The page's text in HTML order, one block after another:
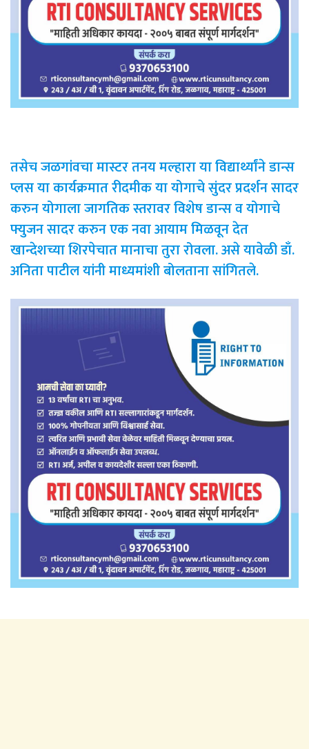
तसेच जळगांवचा मास्टर तनय मल्हारा या विद्यार्थ्यांने डान्स
प्लस या कार्यक्रमात रीदमीक या योगाचे सुंदर प्रदर्शन सादर
करुन योगाला जागतिक स्तरावर विशेष डान्स व योगाचे
फ्युजन सादर करुन एक नवा आयाम मिळवून देत
खान्देशच्या शिरपेचात मानाचा तुरा रोवला. असे यावेळी डाँ.
अनिता पाटील यांनी माध्यमांशी बोलताना सांगितले.